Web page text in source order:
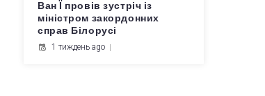
Ван Ї провів зустріч із
міністром закордонних
справ Білорусі
1 тиждень ago